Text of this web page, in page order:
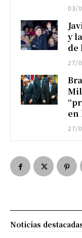
03/
y
de
27/
en
27/
Noticias